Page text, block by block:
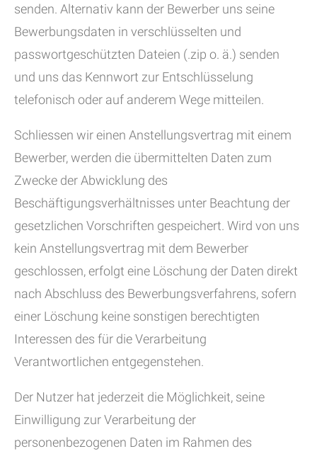
senden. Alternativ kann der Bewerber uns seine
Bewerbungsdaten in verschlüsselten und
passwortgeschützten Dateien (.zip o. ä.) senden
und uns das Kennwort zur Entschlüsselung
telefonisch oder auf anderem Wege mitteilen.
Schliessen wir einen Anstellungsvertrag mit einem
Bewerber, werden die übermittelten Daten zum
Zwecke der Abwicklung des
Beschäftigungsverhältnisses unter Beachtung der
gesetzlichen Vorschriften gespeichert. Wird von uns
kein Anstellungsvertrag mit dem Bewerber
geschlossen, erfolgt eine Löschung der Daten direkt
nach Abschluss des Bewerbungsverfahrens, sofern
einer Löschung keine sonstigen berechtigten
Interessen des für die Verarbeitung
Verantwortlichen entgegenstehen.
Der Nutzer hat jederzeit die Möglichkeit, seine
Einwilligung zur Verarbeitung der
personenbezogenen Daten im Rahmen des